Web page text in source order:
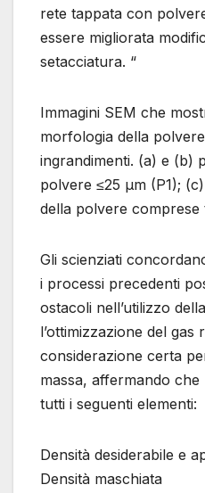
rete tappata con
essere migliorata
setacciatura. “
Immagini SEM che
morfologia della
ingrandimenti. (a) e (b)
polvere ≤25 μm (P1);
della polvere comprese
Gli scienziati
i processi precedenti
ostacoli nell’utilizzo
l’ottimizzazione del gas
considerazione certa
massa, affermando
tutti i seguenti elementi:
Densità desiderabile e
Densità maschiata